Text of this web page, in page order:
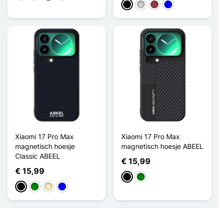
ZwartZilverDonkerrood
Blauw
Xiaomi 17 Pro Max
magnetisch hoesje
Classic ABEEL
€ 15,99
ZwartGroenGoldenBlauw
Xiaomi 17 Pro Max
magnetisch hoesje ABEEL
€ 15,99
ZwartGroen